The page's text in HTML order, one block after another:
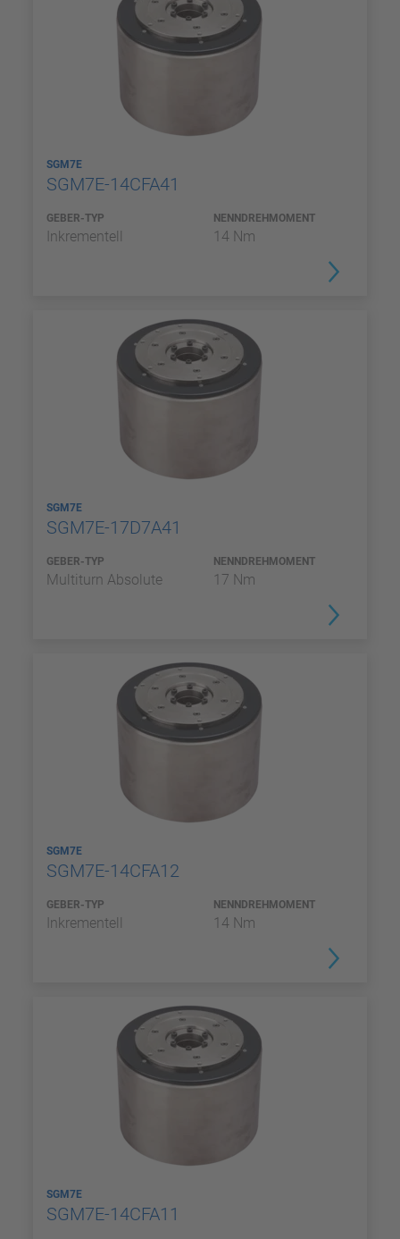
SGM7E
SGM7E-14CFA41
GEBER-TYP
Inkrementell
NENNDREHMOMENT
14 Nm
SGM7E
SGM7E-17D7A41
GEBER-TYP
Multiturn Absolute
NENNDREHMOMENT
17 Nm
SGM7E
SGM7E-14CFA12
GEBER-TYP
Inkrementell
NENNDREHMOMENT
14 Nm
SGM7E
SGM7E-14CFA11